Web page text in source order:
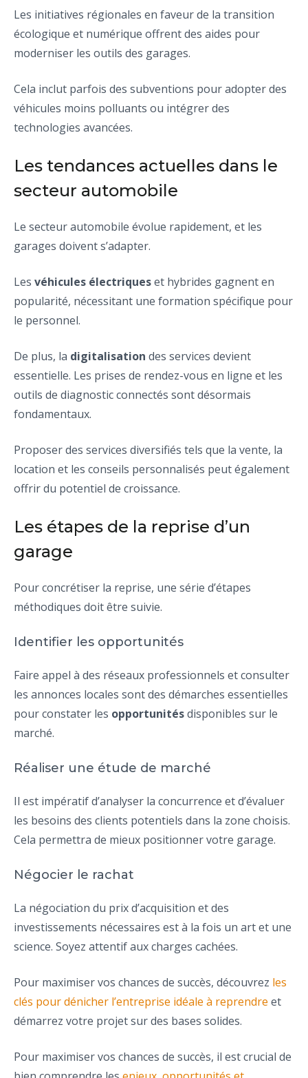
Les initiatives régionales en faveur de la transition
écologique et numérique offrent des aides pour
moderniser les outils des garages.
Cela inclut parfois des subventions pour adopter des
véhicules moins polluants ou intégrer des
technologies avancées.
Les tendances actuelles dans le
secteur automobile
Le secteur automobile évolue rapidement, et les
garages doivent s’adapter.
Les véhicules électriqueset hybrides gagnent en
popularité, nécessitant une formation spécifique pour
le personnel.
De plus, la digitalisation des services devient
essentielle. Les prises de rendez-vous en ligne et les
outils de diagnostic connectés sont désormais
fondamentaux.
Proposer des services diversifiés tels que la vente, la
location et les conseils personnalisés peut également
offrir du potentiel de croissance.
Les étapes de la reprise d’un
garage
Pour concrétiser la reprise, une série d’étapes
méthodiques doit être suivie.
Identifier les opportunités
Faire appel à des réseaux professionnels et consulter
les annonces locales sont des démarches essentielles
pour constater les opportunitésdisponibles sur le
marché.
Réaliser une étude de marché
Il est impératif d’analyser la concurrence et d’évaluer
les besoins des clients potentiels dans la zone choisis.
Cela permettra de mieux positionner votre garage.
Négocier le rachat
La négociation du prix d’acquisition et des
investissements nécessaires est à la fois un art et une
science. Soyez attentif aux charges cachées.
Pour maximiser vos chances de succès, découvrez les
clés pour dénicher l’entreprise idéale à reprendre et
démarrez votre projet sur des bases solides.
Pour maximiser vos chances de succès, il est crucial de